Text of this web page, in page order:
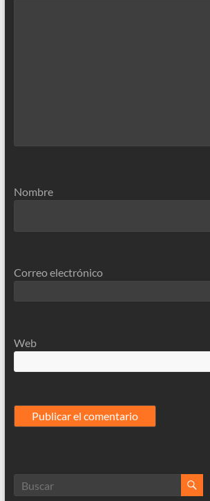
Nombre
Correo electrónico
Web